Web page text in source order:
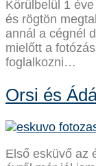
Körülbelül 1
és rögtön
annál a cégnél
mielőtt a
foglalkozni…
Orsi és
Első esküvő az